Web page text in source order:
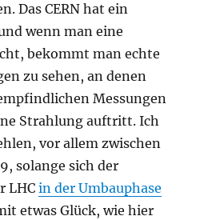
Das CERN hat ein
wenn man eine
bekommt man echte
zu sehen, an denen
Messungen
Strahlung auftritt. Ich
vor allem zwischen
solange sich der
LHCin der Umbauphase
etwas Glück, wie hier